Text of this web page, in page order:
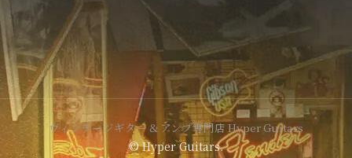
ヴィンテージギター & アンプ専門店 Hyper Guitars
© Hyper Guitars.